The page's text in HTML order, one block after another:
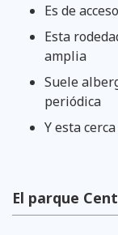
Es de
Esta
amplia
Suele
periódica
Y esta
El parque